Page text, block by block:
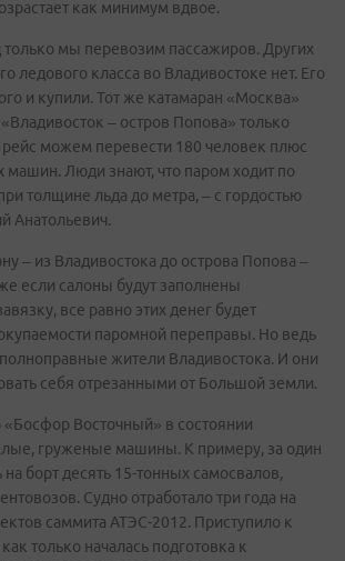
как минимум вдвое.
мы перевозим пассажиров. Других
ледового класса во Владивостоке нет. Его
и купили. Тот же катамаран «Москва»
– остров Попова» только
можем перевести 180 человек плюс
машин. Люди знают, что паром ходит по
толщине льда до метра, – с гордостью
Анатольевич.
– из Владивостока до острова Попова –
если салоны будут заполнены
все равно этих денег будет
паромной переправы. Но ведь
полноправные жители Владивостока. И они
себя отрезанными от Большой земли.
«Босфор Восточный» в состоянии
груженые машины. К примеру, за один
борт десять 15-тонных самосвалов,
Судно отработало три года на
саммита АТЭС-2012. Приступило к
только началась подготовка к